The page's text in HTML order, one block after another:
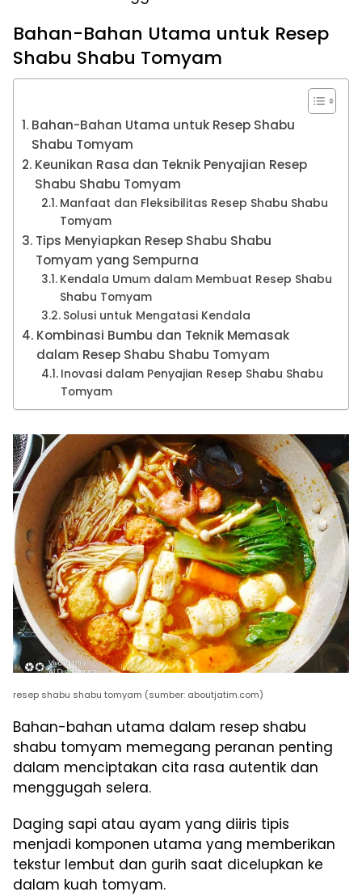
Bahan-Bahan Utama untuk Resep
Shabu Shabu Tomyam
Bahan-Bahan Utama untuk Resep Shabu
Shabu Tomyam
Keunikan Rasa dan Teknik Penyajian Resep
Shabu Shabu Tomyam
Manfaat dan Fleksibilitas Resep Shabu Shabu
Tomyam
Tips Menyiapkan Resep Shabu Shabu
Tomyam yang Sempurna
Kendala Umum dalam Membuat Resep Shabu
Shabu Tomyam
Solusi untuk Mengatasi Kendala
Kombinasi Bumbu dan Teknik Memasak
dalam Resep Shabu Shabu Tomyam
Inovasi dalam Penyajian Resep Shabu Shabu
Tomyam
resep shabu shabu tomyam (sumber: aboutjatim.com)
Bahan-bahan utama dalam resep shabu
shabu tomyam memegang peranan penting
dalam menciptakan cita rasa autentik dan
menggugah selera.
Daging sapi atau ayam yang diiris tipis
menjadi komponen utama yang memberikan
tekstur lembut dan gurih saat dicelupkan ke
dalam kuah tomyam.